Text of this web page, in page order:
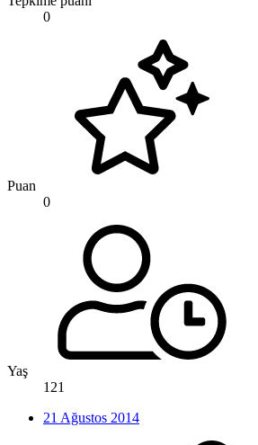
0
Puan
0
Yaş
121
21 Ağustos 2014